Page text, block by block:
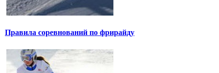
Правила соревнований по фрирайду